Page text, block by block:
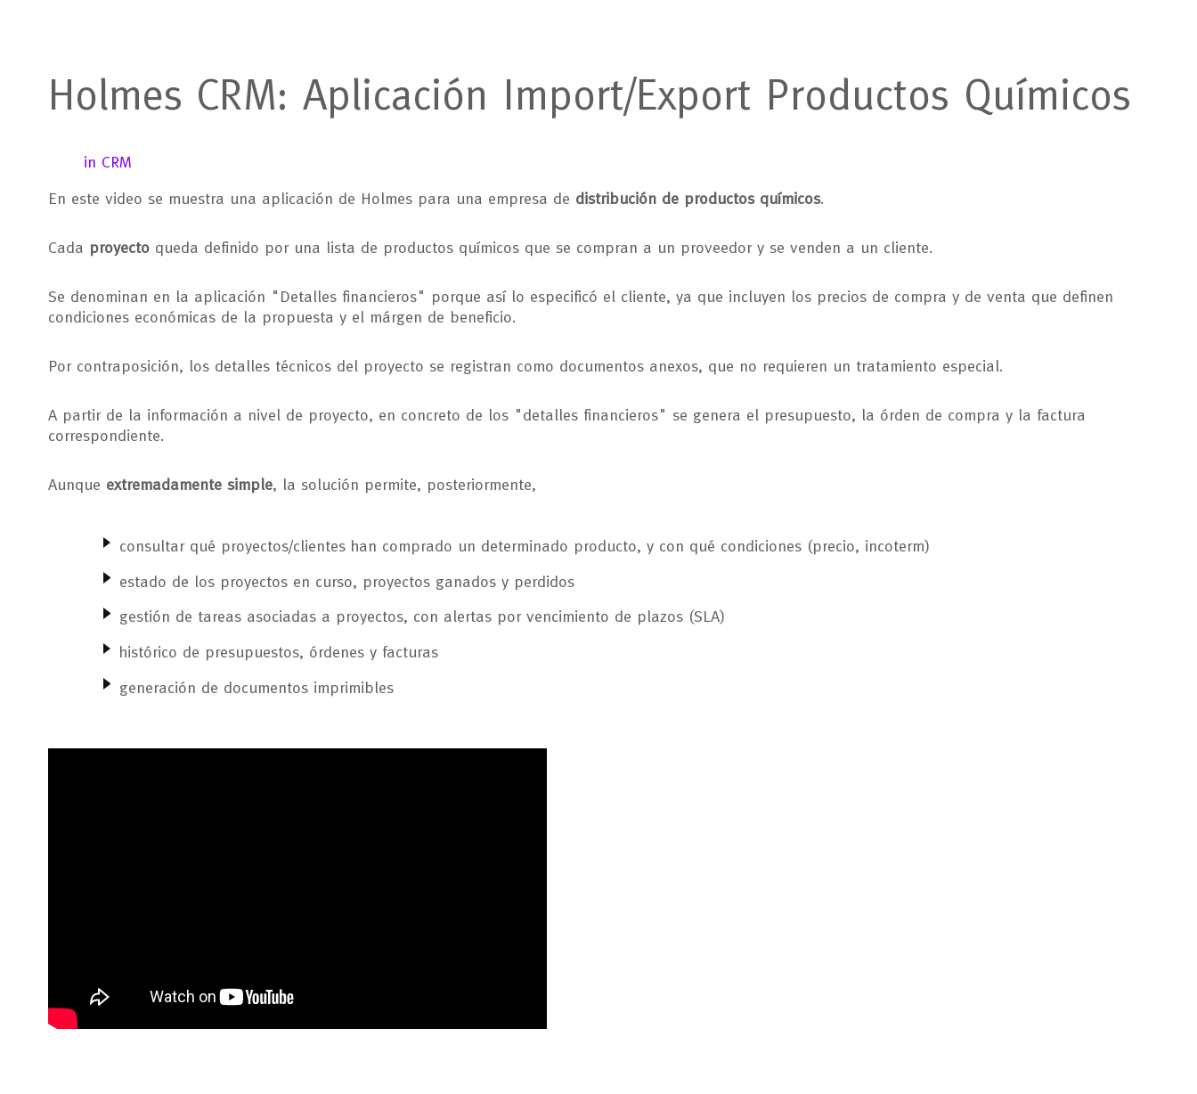
Holmes CRM: Aplicación Import/Export Productos Químicos
in CRM
En este video se muestra una aplicación de Holmes para una empresa de distribución de productos químicos.
Cada proyectoqueda definido por una lista de productos químicos que se compran a un proveedor y se venden a un cliente.
Se denominan en la aplicación "Detalles financieros" porque así lo especificó el cliente, ya que incluyen los precios de compra y de venta que definen
condiciones económicas de la propuesta y el márgen de beneficio.
Por contraposición, los detalles técnicos del proyecto se registran como documentos anexos, que no requieren un tratamiento especial.
A partir de la información a nivel de proyecto, en concreto de los "detalles financieros" se genera el presupuesto, la órden de compra y la factura
correspondiente.
Aunque extremadamente simple, la solución permite, posteriormente,
consultar qué proyectos/clientes han comprado un determinado producto, y con qué condiciones (precio, incoterm)
estado de los proyectos en curso, proyectos ganados y perdidos
gestión de tareas asociadas a proyectos, con alertas por vencimiento de plazos (SLA)
histórico de presupuestos, órdenes y facturas
generación de documentos imprimibles